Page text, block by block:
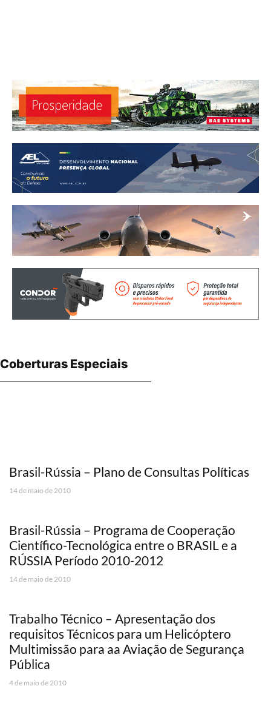
Coberturas Especiais
Brasil-Rússia – Plano de Consultas Políticas
14 de maio de 2010
Brasil-Rússia – Programa de Cooperação
Científico-Tecnológica entre o BRASIL e a
RÚSSIA Período 2010-2012
14 de maio de 2010
Trabalho Técnico – Apresentação dos
requisitos Técnicos para um Helicóptero
Multimissão para aa Aviação de Segurança
Pública
4 de maio de 2010